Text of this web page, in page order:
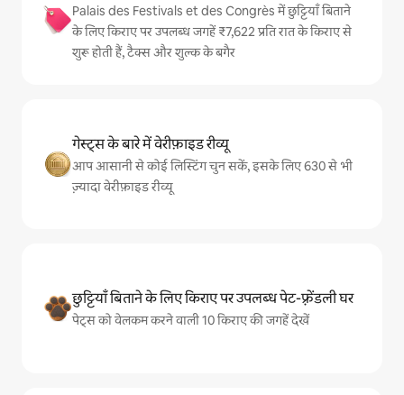
Palais des Festivals et des Congrès में छुट्टियाँ बिताने
के लिए किराए पर उपलब्ध जगहें ₹7,622 प्रति रात के किराए से
शुरू होती हैं, टैक्स और शुल्क के बगैर
गेस्ट्स के बारे में वेरीफ़ाइड रीव्यू
आप आसानी से कोई लिस्टिंग चुन सकें, इसके लिए 630 से भी
ज़्यादा वेरीफ़ाइड रीव्यू
छुट्टियाँ बिताने के लिए किराए पर उपलब्ध पेट-फ़्रेंडली घर
पेट्स को वेलकम करने वाली 10 किराए की जगहें देखें